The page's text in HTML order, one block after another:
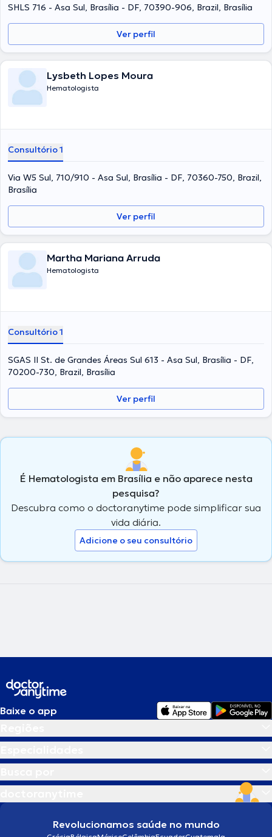
SHLS 716 - Asa Sul, Brasília - DF, 70390-906, Brazil, Brasília
Ver perfil
Lysbeth Lopes Moura
Hematologista
Consultório 1
Via W5 Sul, 710/910 - Asa Sul, Brasília - DF, 70360-750, Brazil,
Brasília
Ver perfil
Martha Mariana Arruda
Hematologista
Consultório 1
SGAS II St. de Grandes Áreas Sul 613 - Asa Sul, Brasília - DF,
70200-730, Brazil, Brasília
Ver perfil
É Hematologista em Brasília e não aparece nesta
pesquisa?
Descubra como o doctoranytime pode simplificar sua
vida diária.
Adicione o seu consultório
Baixe o app
Revolucionamos saúde no mundo